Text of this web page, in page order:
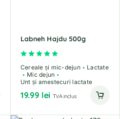
Labneh Hajdu 500g
Cereale și mic-dejun
Lactate
Mic dejun
Unt și amestecuri lactate
19.99 lei TVA inclus